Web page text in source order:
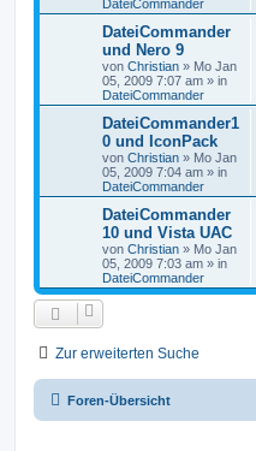
DateiCommander
DateiCommander
und Nero 9
von Christian » Mo Jan
05, 2009 7:07 am » in
DateiCommander
DateiCommander1
0 und IconPack
von Christian » Mo Jan
05, 2009 7:04 am » in
DateiCommander
DateiCommander
10 und Vista UAC
von Christian » Mo Jan
05, 2009 7:03 am » in
DateiCommander
Zur erweiterten Suche
Foren-Übersicht